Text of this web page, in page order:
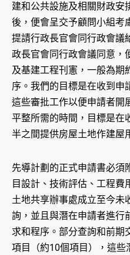
建和公共設施及相關財政安
後，便會呈交予顧問小組考
提請行政長官會同行政會議
政長官會同行政會議同意，
及基建工程刊憲，一般為期
序。我們的目標是在收到申
這些審批工作以便申請者開
平整所需的時間，目標是在
半之間提供房屋土地作建屋
先導計劃的正式申請書必須
目設計、技術評估、工程費
土地共享辦事處成立至今未
詢，並且與潛在申請者進行
求和程序。部分查詢和前期
項目（約10個項目），這